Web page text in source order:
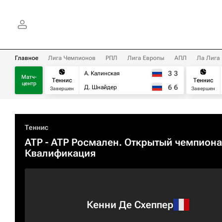
Главное Лига Чемпионов РПЛ Лига Европы АПЛ Ла Лига
Матч-
центр
Теннис
Завершен
А. Калинская
Д. Шнайдер
3 3
6 6
Теннис
Завершен
Теннис
ATP - ATP Росмален. Открытый
Квалификация
Кенни Де Схеппер